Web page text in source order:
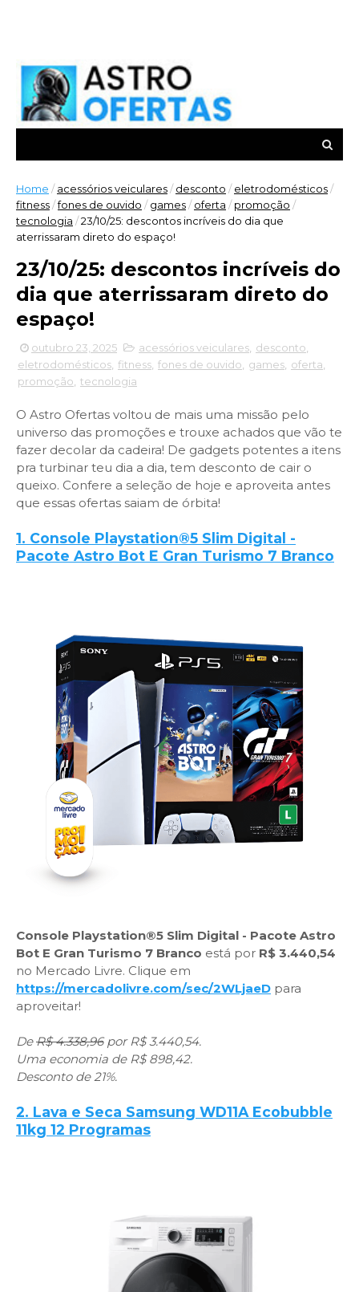
Home / acessórios veiculares/ desconto / eletrodomésticos/
fitness/fones de ouvido / games/ oferta / promoção /
tecnologia /23/10/25: descontos incríveis do dia que
aterrissaram direto do espaço!
23/10/25: descontos incríveis do
dia que aterrissaram direto do
espaço!
outubro 23, 2025 acessórios veiculares desconto
eletrodomésticos fitness fones de ouvido games oferta
promoção tecnologia
O Astro Ofertas voltou de mais uma missão pelo
universo das promoções e trouxe achados que vão te
fazer decolar da cadeira! De gadgets potentes a itens
pra turbinar teu dia a dia, tem desconto de cair o
queixo. Confere a seleção de hoje e aproveita antes
que essas ofertas saiam de órbita!
1. Console Playstation®5 Slim Digital -
Pacote Astro Bot E Gran Turismo 7 Branco
Console Playstation®5 Slim Digital - Pacote Astro
Bot E Gran Turismo 7 Branco está por R$ 3.440,54
no Mercado Livre. Clique em
https://mercadolivre.com/sec/2WLjaeD para
aproveitar!
DeR$ 4.338,96por R$ 3.440,54.
Uma economia de R$ 898,42.
Desconto de 21%.
2. Lava e Seca Samsung WD11A Ecobubble
11kg 12 Programas